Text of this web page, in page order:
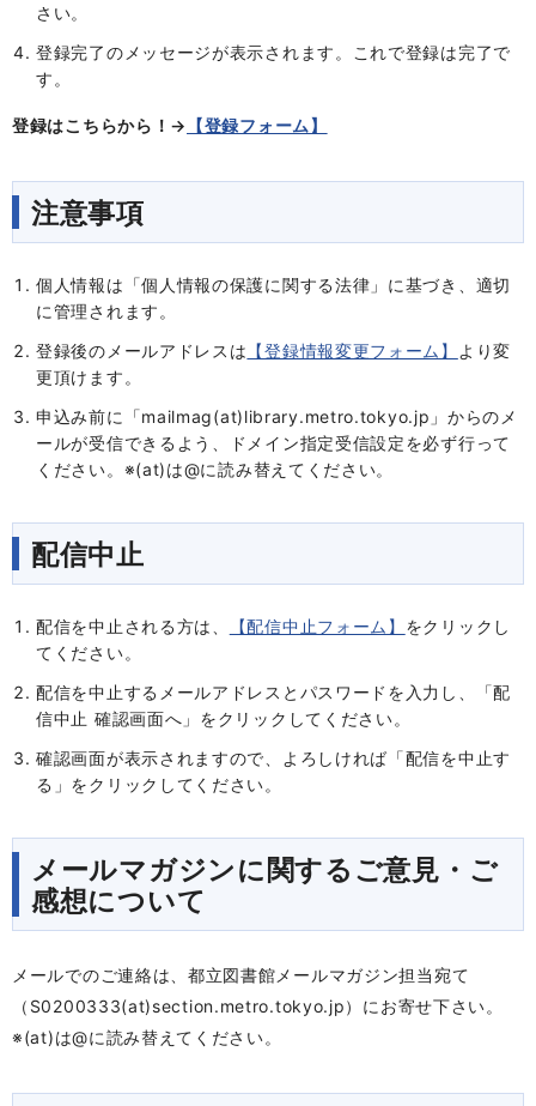
さい。
登録完了のメッセージが表示されます。これで登録は完了で
す。
登録はこちらから！→ 【登録フォーム】
注意事項
個人情報は 「個人情報の保護に関する法律」 に基づき、適切
に管理されます。
登録後のメールアドレスは 【登録情報変更フォーム】
より変
更頂けます。
申込み前に「mailmag(at)library.metro.tokyo.jp」からのメ
ールが受信できるよう、ドメイン指定受信設定を必ず行って
ください。※(at)は@に読み替えてください。
配信中止
配信を中止される方は、 【配信中止フォーム】 をクリックし
てください。
配信を中止するメールアドレスとパスワードを入力し、「配
信中止 確認画面へ」をクリックしてください。
確認画面が表示されますので、よろしければ「配信を中止す
る」をクリックしてください。
メールマガジンに関するご意見・ご
感想について
メールでのご連絡は、都立図書館メールマガジン担当宛て
（S0200333(at)section.metro.tokyo.jp）にお寄せ下さい。
※(at)は@に読み替えてください。